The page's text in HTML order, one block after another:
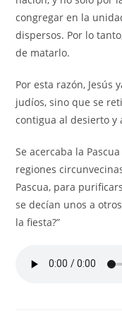
congregar en la
dispersos. Por lo
de matarlo.
Por esta razón, Jesús
judíos, sino que se
contigua al desierto y
Se acercaba la
regiones
Pascua, para
se decían unos a
la fiesta?”